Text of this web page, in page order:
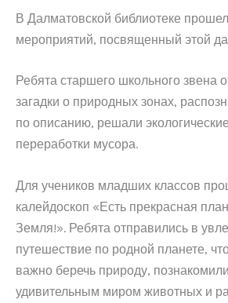
В Далматовской библиотеке
мероприятий, посвященный этой
Ребята старшего школьного звена
загадки о природных зонах,
по описанию, решали
переработки мусора.
Для учеников младших классов
калейдоскоп «Есть прекрасная
Земля!». Ребята отправились в
путешествие по родной планете,
важно беречь природу,
удивительным миром животных и